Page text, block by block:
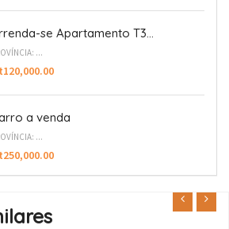
se Apartamento T3...
...
a venda
...